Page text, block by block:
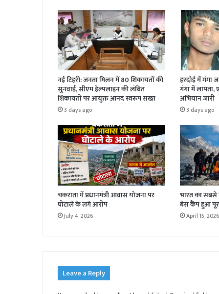
नई टिहरी: जनता मिलन में 80 शिकायतों की
सुनवाई, सीएम हेल्पलाइन की लंबित
शिकायतों पर आयुक्त आनंद स्वरूप सख्त
3 days ago
हरदोई में गंगा
गंगा में
अभियान जारी
3 days ago
चकराता में प्रधानमंत्री आवास योजना पर
घोटाले के लगे आरोप
July 4, 2026
भारत का सबसे
बेस कैंप हुआ
April 15, 2026
Leave a Reply